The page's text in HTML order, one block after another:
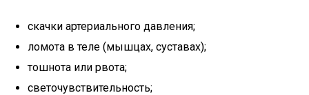
скачки артериального давления;
ломота в теле (мышцах, суставах);
тошнота или рвота;
светочувствительность;